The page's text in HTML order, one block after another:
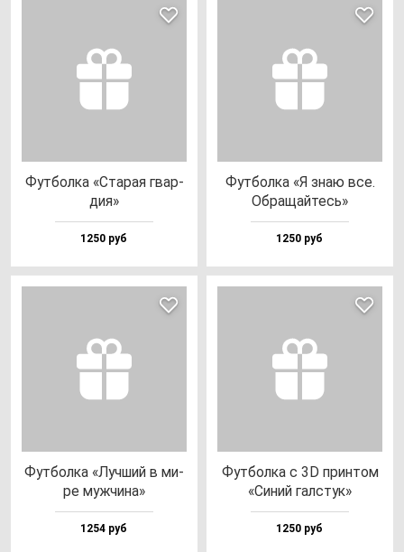
Фут­бол­ка «Ста­рая гвар­
дия»
1250 руб
Фут­бол­ка «Я знаю все.
Обра­щай­тесь»
1250 руб
Фут­бол­ка «Луч­ший в ми­
ре муж­чи­на»
1254 руб
Фут­бол­ка с 3D прин­том
«Синий гал­стук»
1250 руб